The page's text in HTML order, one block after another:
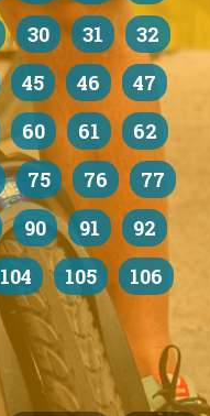
30 31
32
45 46
47
60 61
62
75 76
77
90 91
92
104 105
106